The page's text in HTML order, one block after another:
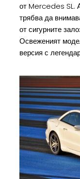
от Mercedes SL.
трябва да
от сигурните
Освеженият
версия с